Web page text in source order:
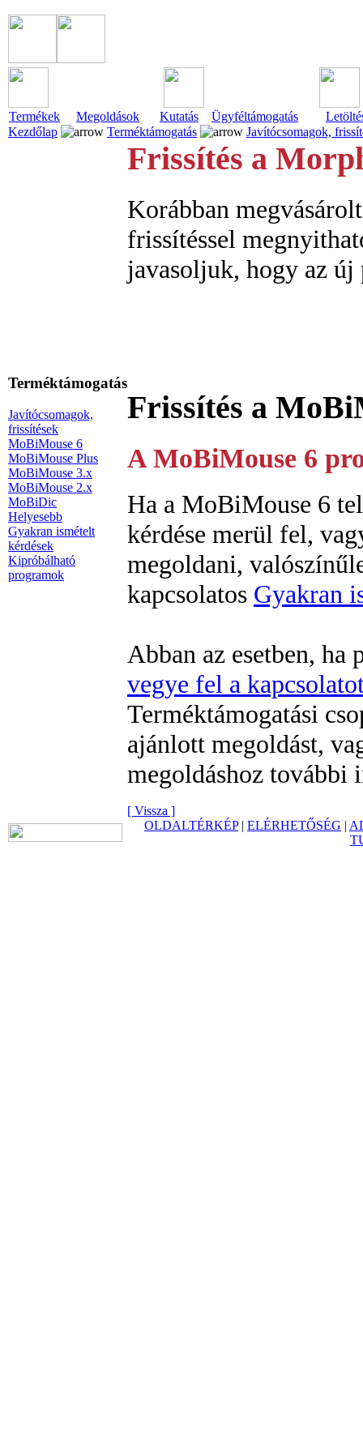
Termékek Megoldások Kutatás Ügyféltámogatás
Kezdőlap
Terméktámogatás Javítócsomagok,
Terméktámogatás
Javítócsomagok,
frissítések
MoBiMouse 6
MoBiMouse Plus
MoBiMouse 3.x
MoBiMouse 2.x
MoBiDic
Helyesebb
Gyakran ismételt
kérdések
Kipróbálható
programok
Frissítés a
Korábban
frissítéssel
javasoljuk, hogy az
Frissítés a
A MoBiMouse 6
Ha a MoBiMouse 6
kérdése merül fel,
megoldani,
kapcsolatos Gyakran
Abban az esetben,
vegye fel a
Terméktámogatási
ajánlott megoldást,
megoldáshoz
[ Vissza ]
OLDALTÉRKÉP| ELÉRHETŐSÉG |